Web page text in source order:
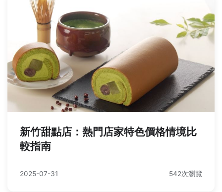
新竹甜點店：熱門店家特色價格情境比
較指南
2025-07-31 542次瀏覽